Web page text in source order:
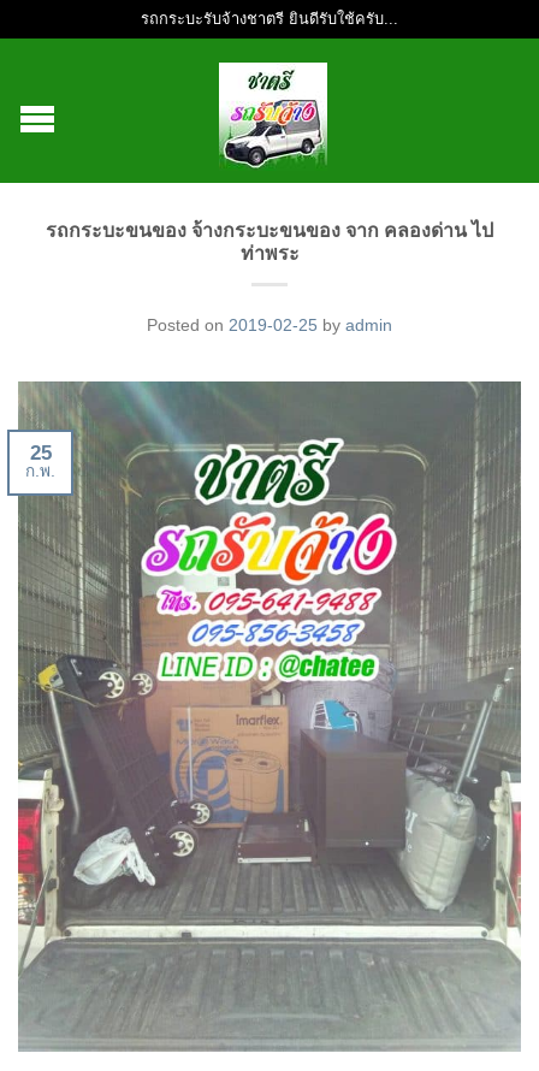
รถกระบะรับจ้างชาตรี ยินดีรับใช้ครับ...
รถกระบะขนของ จ้างกระบะขนของ จาก คลองด่าน ไป
ท่าพระ
Posted on 2019-02-25 by admin
25
ก.พ.